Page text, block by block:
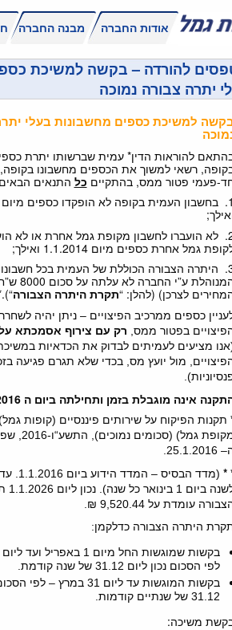
אודות החברה מבנה החברה
להורדה – בקשה למשיכת
יתרה צבורה נמוכה
למשיכת כספים מחשבונות בעלי
להוראות הדין* עמית שברשותו יתרת
רשאי למשוך את הכספים מחשבונו
פעמי פטור ממס, בהתקיים כל התנאים
2. לא הועברו לחשבון מקופת גמל אחרת או לא
גמל אחרת כספים מיום 1.1.2014 ואילך;
3. היתרה הצבורה הכוללת של העמית בכל
המנוהלת
לצרכן) (להלן: “תקרת היתרה הצבורה
כספים ממרכיב הפיצויים – ניתן יהיה
בפטור ממס רק עם צירוף אסמכתא על
אנו מציעים לעמיתים לבדוק את הכדאיות
מול יועץ מס ,בכדי שלא תגרם פגיעה
).
אינה מוגבלת בזמן ותחילתה ביום ה
תקנות הפיקוח על שירותים פיננסיים (קופות גמל
גמל) (סכומים נמוכים), התשע“ו-2016,
– 25.1.2016.
*
(מדד הבסיס – המדד הידוע ביום1.1.2016.
ביום 1 בינואר כל שנה).נכון ליום1.1.2026
עומדת על9,520.44 ₪.
היתרה הצבורה כדלקמן:
בקשות שמוגשות החל מיום 1 באפריל ועד ליום
לפי הסכום נכון ליום 31.12 של שנה קודמת
בקשות המוגשות עד ליום 31 במרץ – לפי הסכום
31.12 של שנתיים קודמות
משיכה: